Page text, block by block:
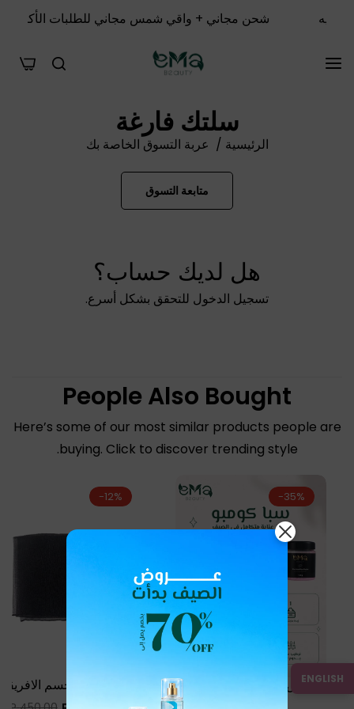
شحن مجاني + واقي شمس مجاني للطلبات الأكثر من 1000 جنيه
سلتك فارغة
الرئيسية / عربة التسوق الخاصة بك
متابعة التسوق
هل لديك حساب؟
تسجيل الدخول للتحقق بشكل أسرع.
People Also Bought
Here’s some of our most similar products people are
buying. Click to discover trending style.
-35%
بوكس الحمام المغربي سبا
كومبو
-12%
ليفة تقشير الجسم
Sale
ENGLISH